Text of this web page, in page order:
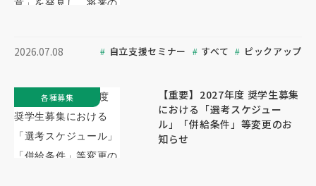
2026.07.08 自立支援セミナー すべて ピックアップ
【重要】2027年度 奨学生募集
における「選考スケジュー
ル」「併給条件」等変更のお
知らせ
各種募集